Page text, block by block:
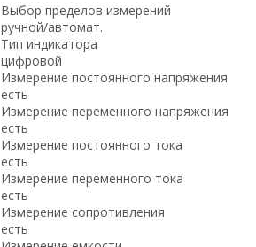
Выбор пределов измерений
ручной/автомат.
Тип индикатора
цифровой
Измерение постоянного напряжения
есть
Измерение переменного напряжения
есть
Измерение постоянного тока
есть
Измерение переменного тока
есть
Измерение сопротивления
есть